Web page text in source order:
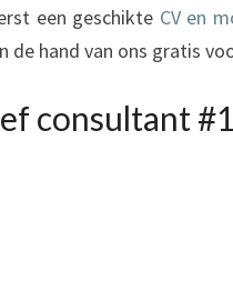
een geschikte CV en
hand van ons gratis
consultant #1